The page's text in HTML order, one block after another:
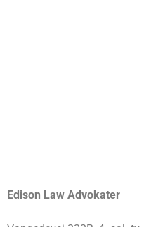
Edison Law Advokater